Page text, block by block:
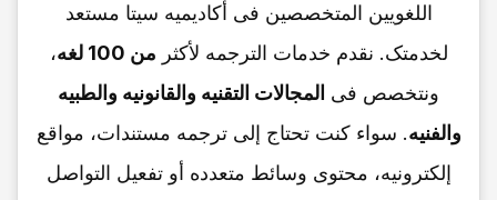
اللغویین المتخصصین فی أکادیمیه سیتا مستعد
لخدمتک. نقدم خدمات الترجمه لأکثر من 100 لغه
،
ونتخصص فی المجالات التقنیه والقانونیه والطبیه
والفنیه. سواء کنت تحتاج إلى ترجمه مستندات، مواقع
إلکترونیه، محتوى وسائط متعدده أو تفعیل التواصل